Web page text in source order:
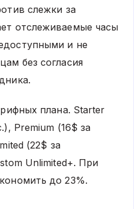
слежки за
отслеживаемые часы
и не
без согласия
плана. Starter
Premium (16$ за
(22$ за
Unlimited+. При
до 23%.